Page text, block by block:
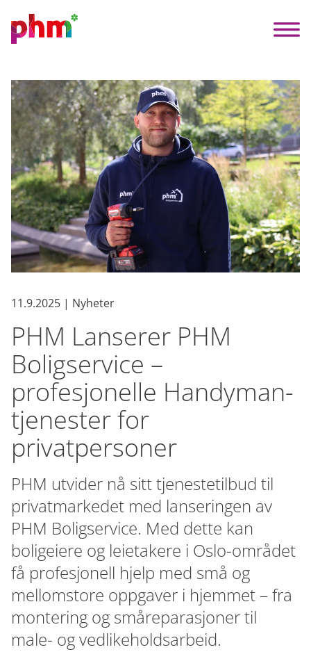
11.9.2025 | Nyheter
PHM Lanserer PHM
Boligservice –
profesjonelle Handyman-
tjenester for
privatpersoner
PHM utvider nå sitt tjenestetilbud til
privatmarkedet med lanseringen av
PHM Boligservice. Med dette kan
boligeiere og leietakere i Oslo-området
få profesjonell hjelp med små og
mellomstore oppgaver i hjemmet – fra
montering og småreparasjoner til
male- og vedlikeholdsarbeid.